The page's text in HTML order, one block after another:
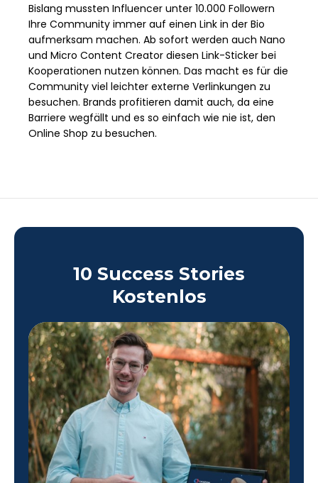
Bislang mussten Influencer unter 10.000 Followern
Ihre Community immer auf einen Link in der Bio
aufmerksam machen. Ab sofort werden auch Nano
und Micro Content Creator diesen Link-Sticker bei
Kooperationen nutzen können. Das macht es für die
Community viel leichter externe Verlinkungen zu
besuchen. Brands profitieren damit auch, da eine
Barriere wegfällt und es so einfach wie nie ist, den
Online Shop zu besuchen.
10 Success Stories
Kostenlos